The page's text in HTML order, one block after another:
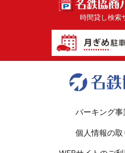
時間貸し検索
パーキング事
個人情報の取